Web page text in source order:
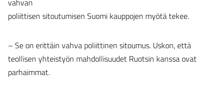
vahvan
poliittisen sitoutumisen Suomi kauppojen myötä tekee.
– Se on erittäin vahva poliittinen sitoumus. Uskon, että
teollisen yhteistyön mahdollisuudet Ruotsin kanssa ovat
parhaimmat.